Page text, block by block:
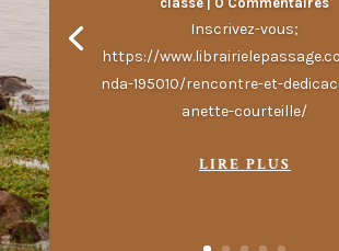
Inscrivez-vous;
https://
nda-195010/rencontre-et-
anette-courteille/
LIRE PLUS